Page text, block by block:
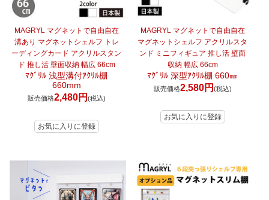
MAGRYL マグネットで自由自在
溝あり マグネットシェルフ トレ
ーディングカード アクリルスタン
ド 推し活 壁面収納 幅広 66cm
ﾏｸﾞﾘﾙ 浅型溝付ｱｸﾘﾙ棚
660mm
販売価格2,480円 (税込)
MAGRYL マグネットで自由自在
マグネットシェルフ アクリルスタ
ンド ミニフィギュア 推し活 壁面
収納 幅広 66cm
ﾏｸﾞﾘﾙ 深型ｱｸﾘﾙ棚 660㎜
販売価格2,580円 (税込)